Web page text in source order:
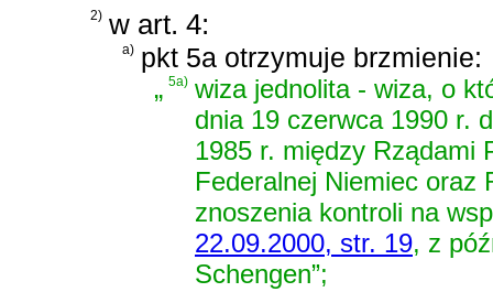
2) w art. 4:
a) pkt 5a otrzymuje brzmienie:
„5a) wiza jednolita - wiza, o
dnia 19 czerwca 1990 r.
1985 r. między Rządami
Federalnej Niemiec oraz
znoszenia kontroli na
22.09.2000, str. 19, z
Schengen”;